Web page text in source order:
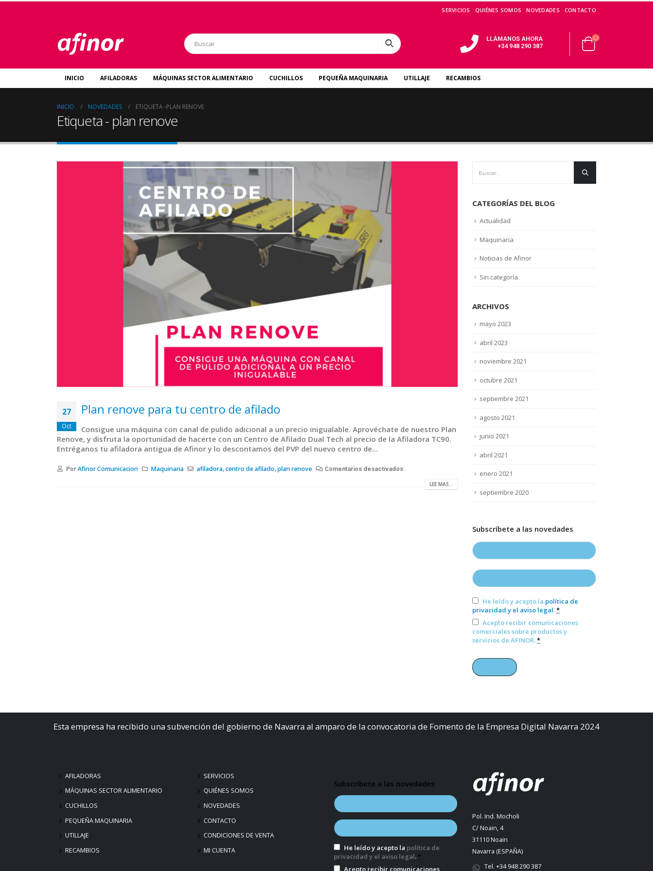
SERVICIOS QUIÉNES SOMOS NOVEDADES CONTACTO
LLÁMANOS AHORA
+34 948 290 387
INICIO AFILADORAS MÁQUINAS SECTOR ALIMENTARIO CUCHILLOS PEQUEÑA MAQUINARIA UTILLAJE RECAMBIOS
INICIO NOVEDADES ETIQUETA -PLAN RENOVE
Etiqueta - plan renove
27
Oct
Plan renove para tu centro de afilado
Consigue una máquina con canal de pulido adicional a un precio inigualable. Aprovéchate de nuestro Plan
Renove, y disfruta la oportunidad de hacerte con un Centro de Afilado Dual Tech al precio de la Afiladora TC90.
Entréganos tu afiladora antigua de Afinor y lo descontamos del PVP del nuevo centro de...
Por Afinor Comunicacion Maquinaria afiladora, centro de afilado, plan renove Comentarios desactivados
LEE MAS...
CATEGORÍAS DEL BLOG
Actualidad
Maquinaria
Noticias de Afinor
Sin categoría
ARCHIVOS
mayo 2023
abril 2023
noviembre 2021
octubre 2021
septiembre 2021
agosto 2021
junio 2021
abril 2021
enero 2021
septiembre 2020
Subscríbete a las novedades
He leído y acepto la política de
privacidad y el aviso legal.*
Acepto recibir comunicaciones
comerciales sobre productos y
servicios de AFINOR.*
Esta empresa ha recibido una subvención del gobierno de Navarra al amparo de la convocatoria de Fomento de la Empresa Digital Navarra 2024
AFILADORAS
MÁQUINAS SECTOR ALIMENTARIO
CUCHILLOS
PEQUEÑA MAQUINARIA
UTILLAJE
RECAMBIOS
SERVICIOS
QUIÉNES SOMOS
NOVEDADES
CONTACTO
CONDICIONES DE VENTA
MI CUENTA
Subscríbete a las novedades
He leído y acepto la política de
privacidad y el aviso legal. *
Acepto recibir comunicaciones
Pol. Ind. Mocholi
C/ Noain, 4
31110 Noain
Navarra (ESPAÑA)
Tel. +34 948 290 387